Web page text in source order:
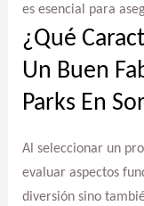
es esencial para
¿Qué
Un Buen
Parks En
Al seleccionar un
evaluar aspectos
diversión sino